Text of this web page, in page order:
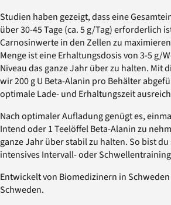
Studien haben gezeigt, dass eine
über 30-45 Tage (ca. 5 g/Tag) erforderlich
Carnosinwerte in den Zellen zu
Menge ist eine Erhaltungsdosis von 3-5 g/
Niveau das ganze Jahr über zu halten. Mit
wir 200 g U Beta-Alanin pro Behälter
optimale Lade- und Erhaltungszeit
Nach optimaler Aufladung genügt es,
Intend oder 1 Teelöffel Beta-Alanin zu
ganze Jahr über stabil zu halten. So bist
intensives Intervall- oder
Entwickelt von Biomedizinern in
Schweden.